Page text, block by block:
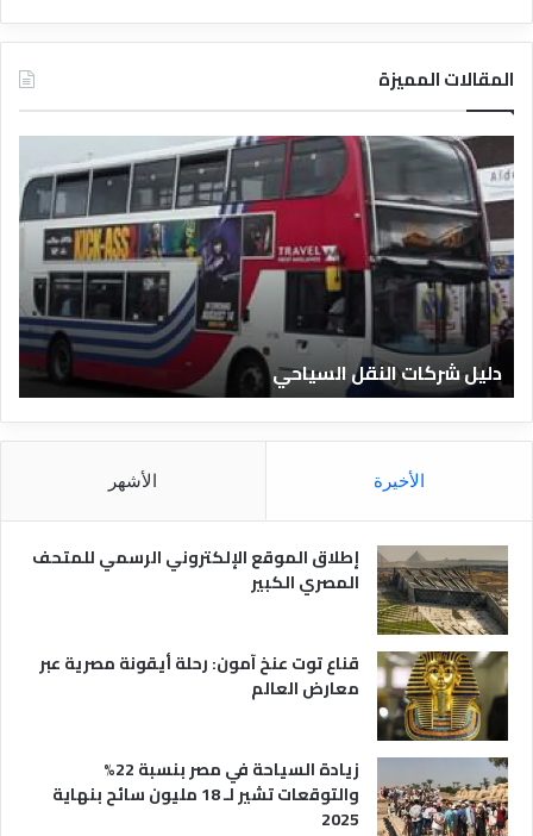
المقالات المميزة
ل
ي
ل
ل
ف
ا
د
ق
ا
ل
ر
ي
ة
دليل الفنادق المصرية
الأخيرة الأشهر
إطلاق الموقع الإلكتروني الرسمي للمتحف
المصري الكبير
قناع توت عنخ آمون: رحلة أيقونة مصرية عبر
معارض العالم
زيادة السياحة في مصر بنسبة 22%
والتوقعات تشير لـ 18 مليون سائح بنهاية
2025